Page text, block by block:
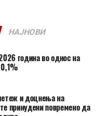
НАЈНОВИ
година во однос на
и доцнења на
принудени повремено да